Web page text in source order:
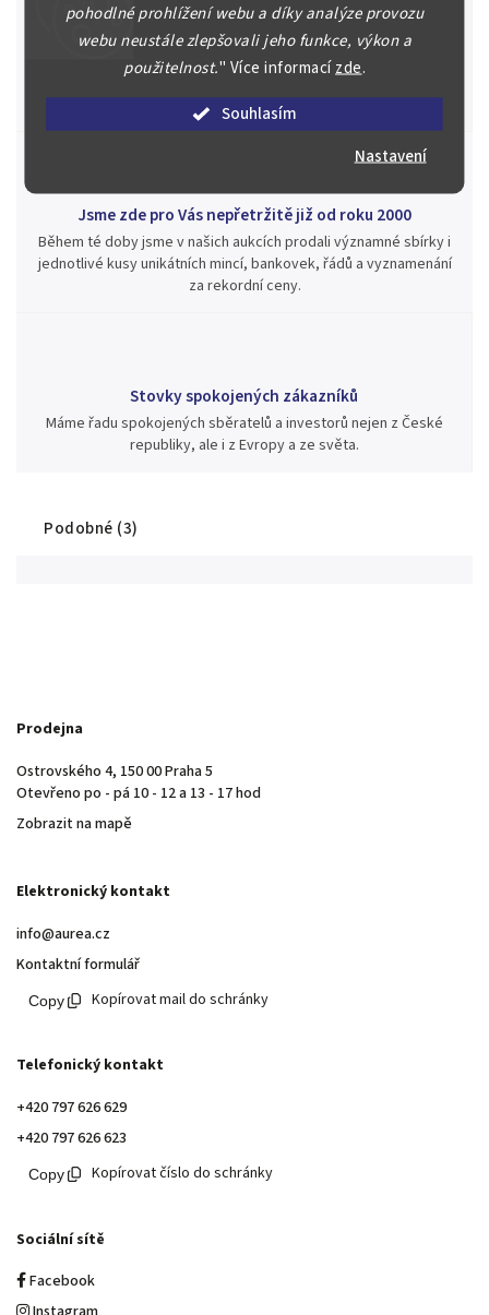
pohodlné prohlížení webu a díky analýze provozu
webu neustále zlepšovali jeho funkce, výkon a
použitelnost." Více informacízde.
Souhlasím
Nastavení
Špičkové služby za nejlepší ceny
Náš kolektiv specialistů a znalců se Vám bude plně věnovat.
Posoudíme kvalitu a pravost Vašeho materiálu, prodáme v naší
aukci nebo Vám poradíme kam investovat.
Jsme zde pro Vás nepřetržitě již od roku 2000
Během té doby jsme v našich aukcích prodali významné sbírky i
jednotlivé kusy unikátních mincí, bankovek, řádů a vyznamenání
za rekordní ceny.
Stovky spokojených zákazníků
Máme řadu spokojených sběratelů a investorů nejen z České
republiky, ale i z Evropy a ze světa.
Podobné (3)
Prodejna
Ostrovského 4, 150 00 Praha 5
Otevřeno po - pá 10 - 12 a 13 - 17 hod
Zobrazit na mapě
Elektronický kontakt
info@aurea.cz
Kontaktní formulář
Kopírovat mail do schránky
Telefonický kontakt
+420 797 626 629
+420 797 626 623
Kopírovat číslo do schránky
Sociální sítě
Facebook